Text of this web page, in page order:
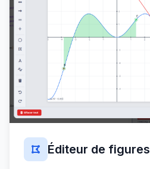
Éditeur de figures